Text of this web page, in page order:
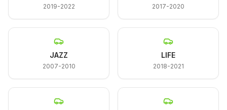
2019-2022 2017-2020
JAZZ
2007-2010
LIFE
2018-2021